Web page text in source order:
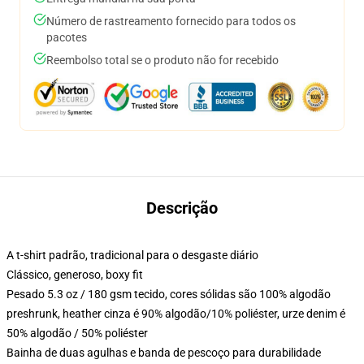
Número de rastreamento fornecido para todos os
pacotes
Reembolso total se o produto não for recebido
Descrição
A t-shirt padrão, tradicional para o desgaste diário
Clássico, generoso, boxy fit
Pesado 5.3 oz / 180 gsm tecido, cores sólidas são 100% algodão
preshrunk, heather cinza é 90% algodão/10% poliéster, urze denim é
50% algodão / 50% poliéster
Bainha de duas agulhas e banda de pescoço para durabilidade